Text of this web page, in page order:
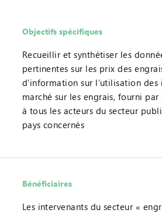
Objectifs spécifiques
Recueillir et synthétiser les
pertinentes sur les prix des
d’information sur l’utilisation
marché sur les engrais, fourni par
à tous les acteurs du secteur
pays concernés
Bénéficiaires
Les intervenants du secteur «